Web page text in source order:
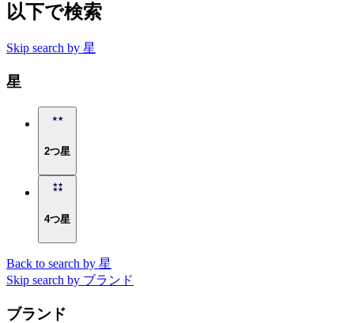
以下で検索
Skip search by 星
星
2つ星
4つ星
Back to search by 星
Skip search by ブランド
ブランド